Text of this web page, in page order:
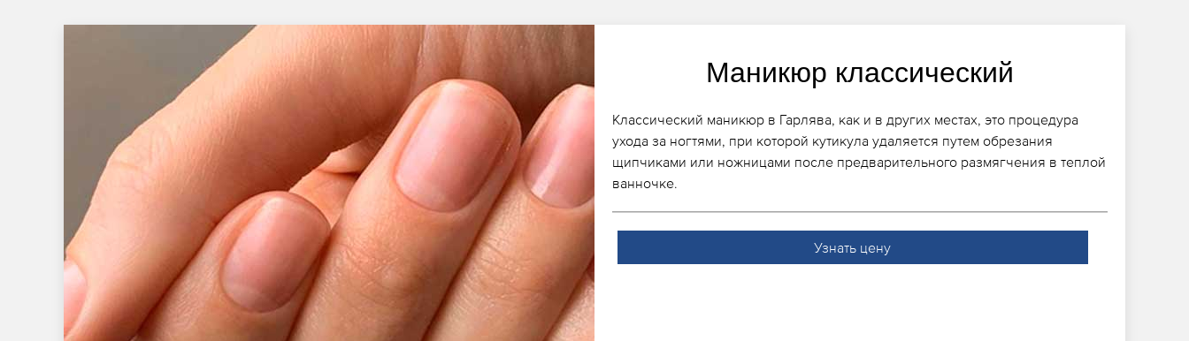
Маникюр классический
Классический маникюр в Гарлява, как и в других местах, это процедура
ухода за ногтями, при которой кутикула удаляется путем обрезания
щипчиками или ножницами после предварительного размягчения в теплой
ванночке.
Узнать цену